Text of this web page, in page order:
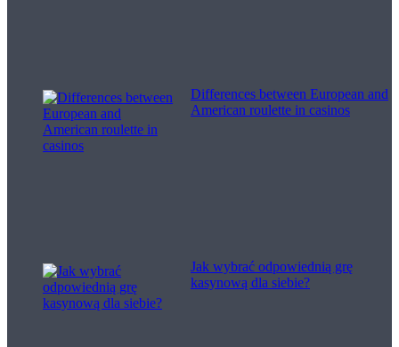
Differences between European and
American roulette in casinos
Jak wybrać odpowiednią grę
kasynową dla siebie?